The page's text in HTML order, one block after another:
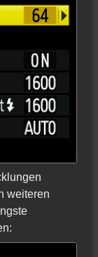
weiteren